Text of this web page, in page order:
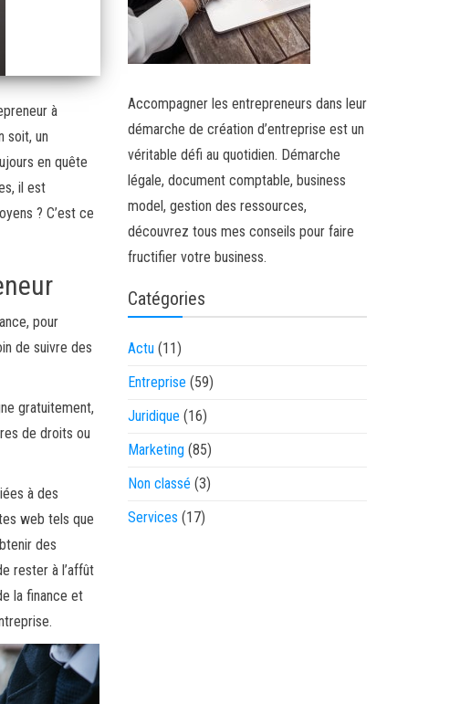
à
soit, un
en quête
il est
? C’est ce
pour
de suivre des
gratuitement,
de droits ou
à des
web tels que
des
rester à l’affût
la finance et
Accompagner les entrepreneurs dans leur
démarche de création d’entreprise est un
véritable défi au quotidien. Démarche
légale, document comptable, business
model, gestion des ressources,
découvrez tous mes conseils pour faire
fructifier votre business.
Catégories
Actu(11)
Entreprise (59)
Juridique (16)
Marketing(85)
Non classé (3)
Services (17)